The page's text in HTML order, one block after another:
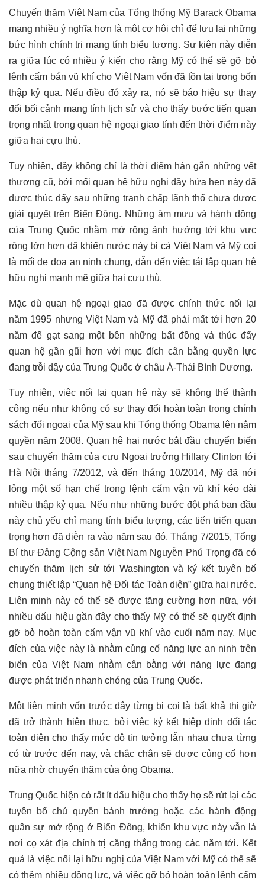
Chuyến thăm Việt Nam của Tổng thống Mỹ Barack Obama
mang nhiều ý nghĩa hơn là một cơ hội chỉ để lưu lại những
bức hình chính trị mang tính biểu tượng. Sự kiện này diễn
ra giữa lúc có nhiều ý kiến cho rằng Mỹ có thể sẽ gỡ bỏ
lệnh cấm bán vũ khí cho Việt Nam vốn đã tồn tại trong bốn
thập kỷ qua. Nếu điều đó xảy ra, nó sẽ báo hiệu sự thay
đổi bối cảnh mang tính lịch sử và cho thấy bước tiến quan
trọng nhất trong quan hệ ngoại giao tính đến thời điểm này
giữa hai cựu thù.
Tuy nhiên, đây không chỉ là thời điểm hàn gắn những vết
thương cũ, bởi mối quan hệ hữu nghị đầy hứa hẹn này đã
được thúc đẩy sau những tranh chấp lãnh thổ chưa được
giải quyết trên Biển Đông. Những âm mưu và hành động
của Trung Quốc nhằm mở rộng ảnh hưởng tới khu vực
rộng lớn hơn đã khiến nước nàybị cả Việt Nam và Mỹ coi
là mối đe dọa an ninh chung, dẫn đến việc tái lập quan hệ
hữu nghị mạnh mẽ giữa hai cựu thù.
Mặc dù quan hệ ngoại giao đã được chính thức nối lại
năm 1995 nhưng Việt Nam và Mỹ đã phải mất tới hơn 20
năm để gạt sang một bên những bất đồng và thúc đẩy
quan hệ gần gũi hơn với mục đích cân bằng quyền lực
đang trỗi dậy của Trung Quốc ở châu Á-Thái Bình Dương.
Tuy nhiên, việc nối lại quan hệ này sẽ không thể thành
công nếu như không có sự thay đổi hoàn toàn trong chính
sách đối ngoại của Mỹ sau khi Tổng thống Obama lên nắm
quyền năm 2008. Quan hệ hai nước bắt đầu chuyển biến
sau chuyến thăm của cựu Ngoại trưởng Hillary Clinton tới
Hà Nội tháng 7/2012, và đến tháng 10/2014, Mỹ đã nới
lỏng một số hạn chế trong lệnh cấm vận vũ khí kéo dài
nhiều thập kỷ qua. Nếu như những bước đột phá ban đầu
này chủ yếu chỉ mang tính biểu tượng, các tiến triển quan
trọng hơn đã diễn ra vào năm sau đó. Tháng 7/2015, Tổng
Bí thư Đảng Cộng sản Việt Nam Nguyễn Phú Trọng đã có
chuyến thăm lịch sử tới Washington và ký kết tuyên bố
chung thiết lập “Quan hệ Đối tác Toàn diện” giữa hai nước.
Liên minh này có thể sẽ được tăng cường hơn nữa, với
nhiều dấu hiệu gần đây cho thấy Mỹ có thể sẽ quyết định
gỡ bỏ hoàn toàn cấm vận vũ khí vào cuối năm nay. Mục
đích của việc này là nhằm củng cố năng lực an ninh trên
biển của Việt Nam nhằm cân bằng với năng lực đang
được phát triển nhanh chóng của Trung Quốc.
Một liên minh vốn trước đây từng bị coi là bất khả thi giờ
đã trở thành hiện thực, bởi việc ký kết hiệp định đối tác
toàn diện cho thấy mức độ tin tưởng lẫn nhau chưa từng
có từ trước đến nay, và chắc chắn sẽ được củng cố hơn
nữa nhờ chuyến thăm của ông Obama.
Trung Quốc hiện có rất ít dấu hiệu cho thấy họ sẽ rút lại các
tuyên bố chủ quyền bành trướng hoặc các hành động
quân sự mở rộng ở Biển Đông, khiến khu vực này vẫn là
nơi cọ xátđịa chính trị căng thẳng trong các năm tới. Kết
quả là việc nối lại hữu nghị của Việt Nam với Mỹ có thể sẽ
có thêm nhiều động lực, và việc gỡ bỏ hoàn toàn lệnh cấm